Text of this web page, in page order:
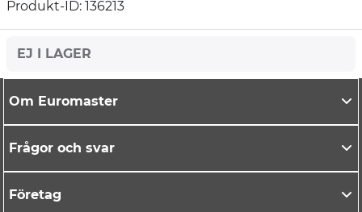
Produkt-ID: 136213
EJ I LAGER
Om Euromaster
Frågor och svar
Företag